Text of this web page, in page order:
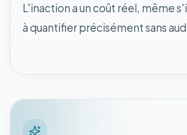
L'inaction a un coût réel, même
à quantifier précisément sans